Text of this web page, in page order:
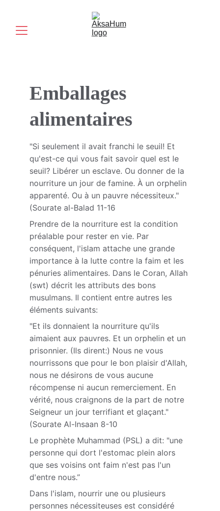
Emballages
alimentaires
"Si seulement il avait franchi le seuil! Et
qu'est-ce qui vous fait savoir quel est le
seuil? Libérer un esclave. Ou donner de la
nourriture un jour de famine. À un orphelin
apparenté. Ou à un pauvre nécessiteux."
(Sourate al-Balad 11-16
Prendre de la nourriture est la condition
préalable pour rester en vie. Par
conséquent, l'islam attache une grande
importance à la lutte contre la faim et les
pénuries alimentaires. Dans le Coran, Allah
(swt) décrit les attributs des bons
musulmans. Il contient entre autres les
éléments suivants:
"Et ils donnaient la nourriture qu'ils
aimaient aux pauvres. Et un orphelin et un
prisonnier. (Ils dirent:) Nous ne vous
nourrissons que pour le bon plaisir d'Allah,
nous ne désirons de vous aucune
récompense ni aucun remerciement. En
vérité, nous craignons de la part de notre
Seigneur un jour terrifiant et glaçant."
(Sourate Al-Insaan 8-10
Le prophète Muhammad (PSL) a dit: "une
personne qui dort l'estomac plein alors
que ses voisins ont faim n'est pas l'un
d'entre nous.”
Dans l'islam, nourrir une ou plusieurs
personnes nécessiteuses est considéré